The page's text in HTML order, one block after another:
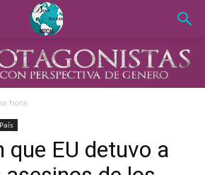
hora
País
que EU detuvo a